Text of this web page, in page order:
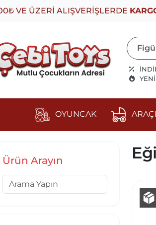
VE ÜZERİ ALIŞVERİŞLERDE
OYUNCAK
Ürün Arayın